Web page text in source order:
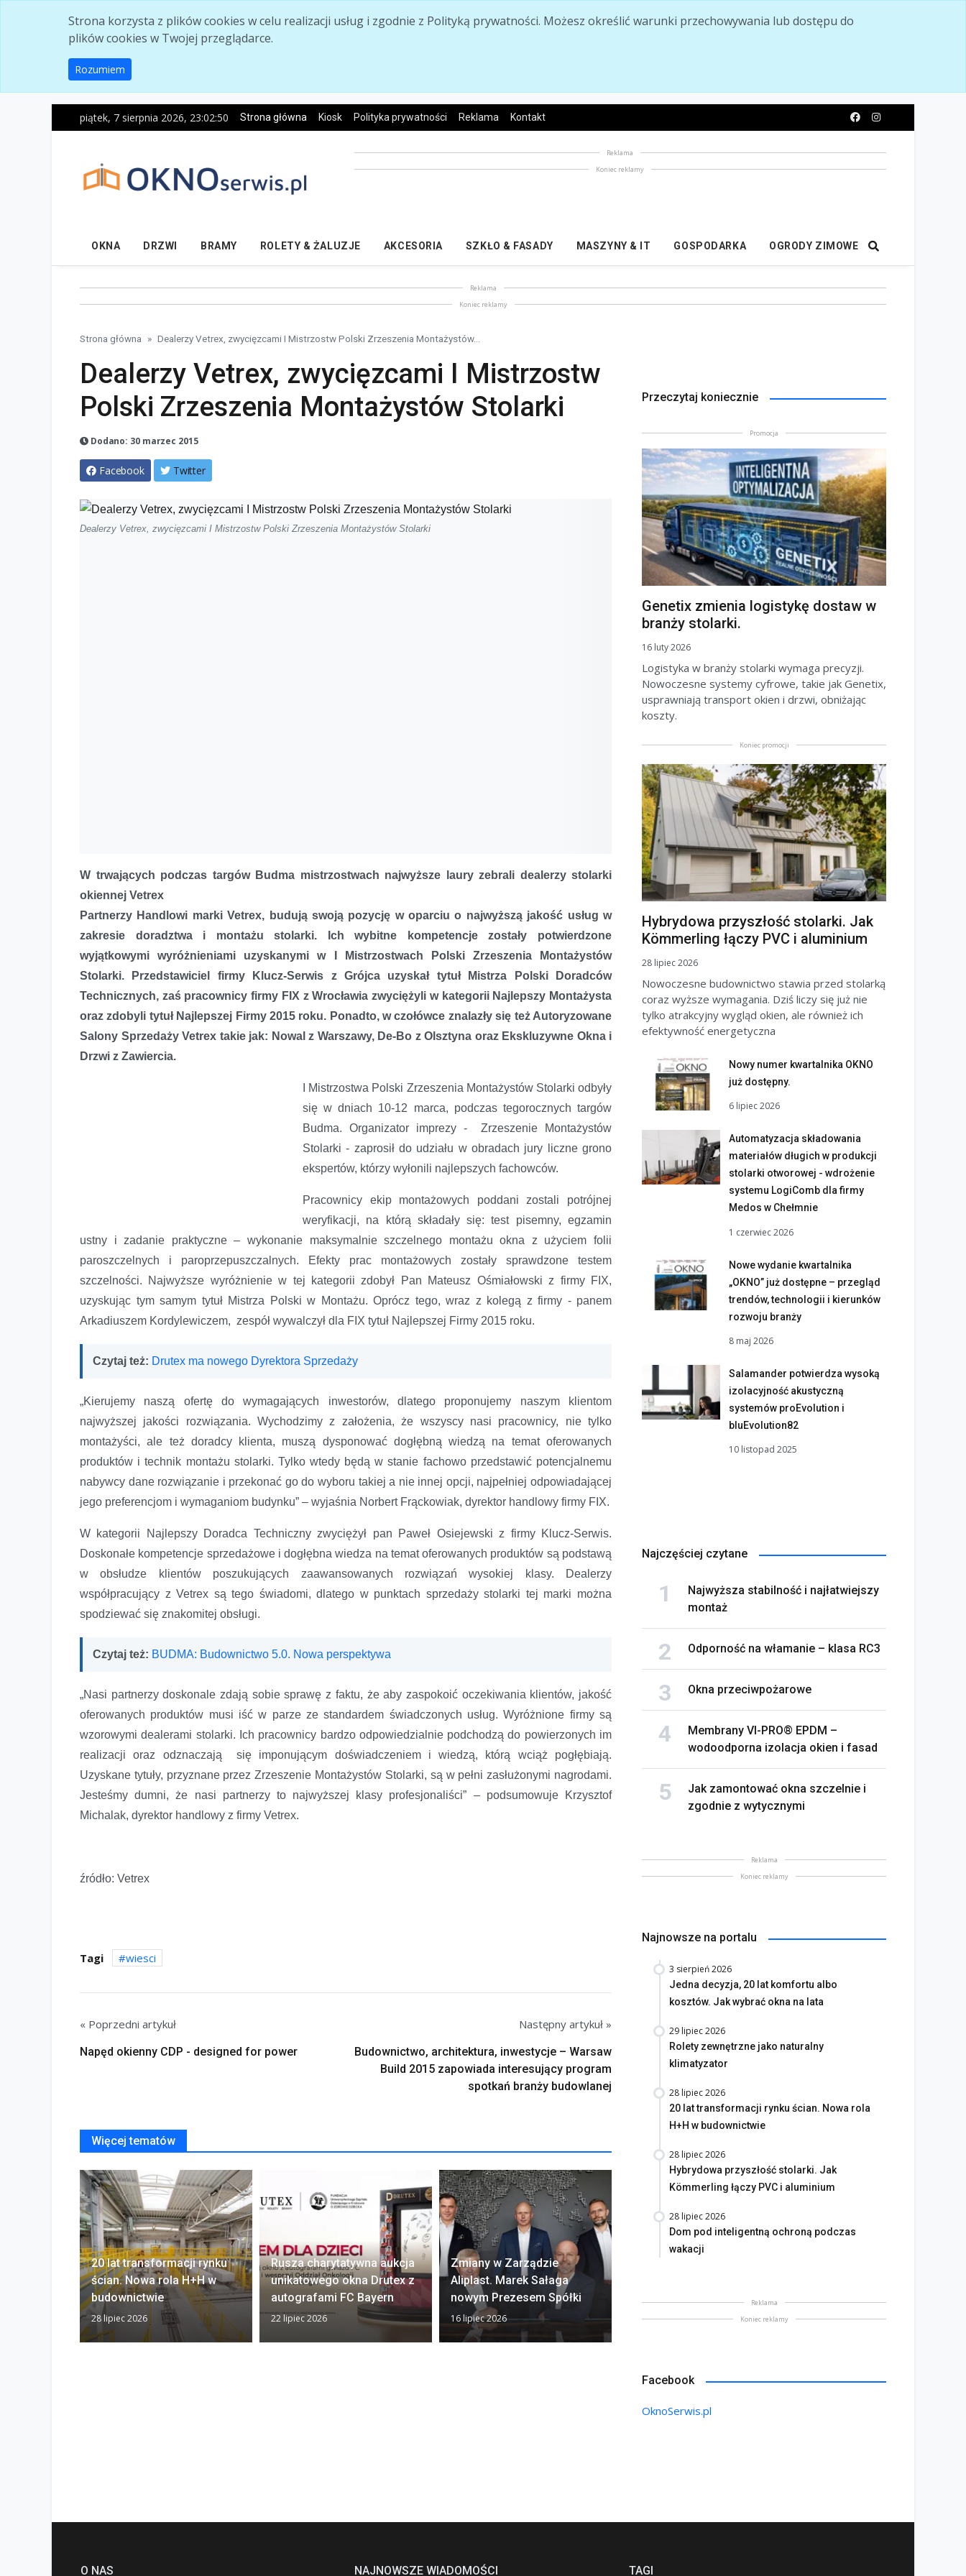
Strona korzysta z plików cookies w celu realizacji usług i zgodnie z Polityką prywatności. Możesz określić warunki przechowywania lub dostępu do
plików cookies w Twojej przeglądarce.
Rozumiem
piątek, 7 sierpnia 2026, 23:02:51 Strona główna Kiosk Polityka prywatności Reklama Kontakt
Reklama
Koniec reklamy
OKNA DRZWI BRAMY ROLETY & ŻALUZJE AKCESORIA SZKŁO & FASADY MASZYNY & IT GOSPODARKA OGRODY ZIMOWE
Reklama
Koniec reklamy
Strona główna Dealerzy Vetrex, zwycięzcami I Mistrzostw Polski Zrzeszenia Montażystów...
Dealerzy Vetrex, zwycięzcami I Mistrzostw
Polski Zrzeszenia Montażystów Stolarki
Dodano: 30 marzec 2015
Facebook Twitter
Dealerzy Vetrex, zwycięzcami I Mistrzostw Polski Zrzeszenia Montażystów Stolarki
W trwających podczas targów Budma mistrzostwach najwyższe laury zebrali dealerzy stolarki
okiennej Vetrex
Partnerzy Handlowi marki Vetrex, budują swoją pozycję w oparciu o najwyższą jakość usług w
zakresie doradztwa i montażu stolarki. Ich wybitne kompetencje zostały potwierdzone
wyjątkowymi wyróżnieniami uzyskanymi w I Mistrzostwach Polski Zrzeszenia Montażystów
Stolarki. Przedstawiciel firmy Klucz-Serwis z Grójca uzyskał tytuł Mistrza Polski Doradców
Technicznych, zaś pracownicy firmy FIX z Wrocławia zwyciężyli w kategorii Najlepszy Montażysta
oraz zdobyli tytuł Najlepszej Firmy 2015 roku. Ponadto, w czołówce znalazły się też Autoryzowane
Salony Sprzedaży Vetrex takie jak: Nowal z Warszawy, De-Bo z Olsztyna oraz Ekskluzywne Okna i
Drzwi z Zawiercia.
I Mistrzostwa Polski Zrzeszenia Montażystów Stolarki odbyły
się w dniach 10-12 marca, podczas tegorocznych targów
Budma. Organizator imprezy - Zrzeszenie Montażystów
Stolarki - zaprosił do udziału w obradach jury liczne grono
ekspertów, którzy wyłonili najlepszych fachowców.
Pracownicy ekip montażowych poddani zostali potrójnej
weryfikacji, na którą składały się: test pisemny, egzamin
ustny i zadanie praktyczne – wykonanie maksymalnie szczelnego montażu okna z użyciem folii
paroszczelnych i paroprzepuszczalnych. Efekty prac montażowych zostały sprawdzone testem
szczelności. Najwyższe wyróżnienie w tej kategorii zdobył Pan Mateusz Ośmiałowski z firmy FIX,
uzyskując tym samym tytuł Mistrza Polski w Montażu. Oprócz tego, wraz z kolegą z firmy - panem
Arkadiuszem Kordylewiczem, zespół wywalczył dla FIX tytuł Najlepszej Firmy 2015 roku.
Czytaj też: Drutex ma nowego Dyrektora Sprzedaży
„Kierujemy naszą ofertę do wymagających inwestorów, dlatego proponujemy naszym klientom
najwyższej jakości rozwiązania. Wychodzimy z założenia, że wszyscy nasi pracownicy, nie tylko
montażyści, ale też doradcy klienta, muszą dysponować dogłębną wiedzą na temat oferowanych
produktów i technik montażu stolarki. Tylko wtedy będą w stanie fachowo przedstawić potencjalnemu
nabywcy dane rozwiązanie i przekonać go do wyboru takiej a nie innej opcji, najpełniej odpowiadającej
jego preferencjom i wymaganiom budynku” – wyjaśnia Norbert Frąckowiak, dyrektor handlowy firmy FIX.
W kategorii Najlepszy Doradca Techniczny zwyciężył pan Paweł Osiejewski z firmy Klucz-Serwis.
Doskonałe kompetencje sprzedażowe i dogłębna wiedza na temat oferowanych produktów są podstawą
w obsłudze klientów poszukujących zaawansowanych rozwiązań wysokiej klasy. Dealerzy
współpracujący z Vetrex są tego świadomi, dlatego w punktach sprzedaży stolarki tej marki można
spodziewać się znakomitej obsługi.
Czytaj też: BUDMA: Budownictwo 5.0. Nowa perspektywa
„Nasi partnerzy doskonale zdają sobie sprawę z faktu, że aby zaspokoić oczekiwania klientów, jakość
oferowanych produktów musi iść w parze ze standardem świadczonych usług. Wyróżnione firmy są
wzorowymi dealerami stolarki. Ich pracownicy bardzo odpowiedzialnie podchodzą do powierzonych im
realizacji oraz odznaczają się imponującym doświadczeniem i wiedzą, którą wciąż pogłębiają.
Uzyskane tytuły, przyznane przez Zrzeszenie Montażystów Stolarki, są w pełni zasłużonymi nagrodami.
Jesteśmy dumni, że nasi partnerzy to najwyższej klasy profesjonaliści” – podsumowuje Krzysztof
Michalak, dyrektor handlowy z firmy Vetrex.
źródło: Vetrex
Tagi wiesci
« Poprzedni artykuł
Napęd okienny CDP - designed for power
Następny artykuł »
Budownictwo, architektura, inwestycje – Warsaw
Build 2015 zapowiada interesujący program
spotkań branży budowlanej
Więcej tematów
20 lat transformacji rynku
ścian. Nowa rola H+H w
budownictwie
28 lipiec 2026
Rusza charytatywna aukcja
unikatowego okna Drutex z
autografami FC Bayern
22 lipiec 2026
Zmiany w Zarządzie
Aliplast. Marek Sałaga
nowym Prezesem Spółki
16 lipiec 2026 13 lipiec 2026 13 lipiec 2026
Przeczytaj koniecznie
Promocja
Genetix zmienia logistykę dostaw w
branży stolarki.
16 luty 2026
Logistyka w branży stolarki wymaga precyzji.
Nowoczesne systemy cyfrowe, takie jak Genetix,
usprawniają transport okien i drzwi, obniżając
koszty.
Koniec promocji
Hybrydowa przyszłość stolarki. Jak
Kömmerling łączy PVC i aluminium
28 lipiec 2026
Nowoczesne budownictwo stawia przed stolarką
coraz wyższe wymagania. Dziś liczy się już nie
tylko atrakcyjny wygląd okien, ale również ich
efektywność energetyczna
Nowy numer kwartalnika OKNO
już dostępny.
6 lipiec 2026
Automatyzacja składowania
materiałów długich w produkcji
stolarki otworowej - wdrożenie
systemu LogiComb dla firmy
Medos w Chełmnie
1 czerwiec 2026
Nowe wydanie kwartalnika
„OKNO” już dostępne – przegląd
trendów, technologii i kierunków
rozwoju branży
8 maj 2026
Salamander potwierdza wysoką
izolacyjność akustyczną
systemów proEvolution i
bluEvolution82
10 listopad 2025
Najczęściej czytane
Najwyższa stabilność i najłatwiejszy
montaż
Odporność na włamanie – klasa RC3
Okna przeciwpożarowe
Membrany VI-PRO® EPDM –
wodoodporna izolacja okien i fasad
Jak zamontować okna szczelnie i
zgodnie z wytycznymi
Reklama
Koniec reklamy
Najnowsze na portalu
3 sierpień 2026
Jedna decyzja, 20 lat komfortu albo
kosztów. Jak wybrać okna na lata
29 lipiec 2026
Rolety zewnętrzne jako naturalny
klimatyzator
28 lipiec 2026
20 lat transformacji rynku ścian. Nowa rola
H+H w budownictwie
28 lipiec 2026
Hybrydowa przyszłość stolarki. Jak
Kömmerling łączy PVC i aluminium
28 lipiec 2026
Dom pod inteligentną ochroną podczas
wakacji
Reklama
Koniec reklamy
Facebook
OknoSerwis.pl
O NAS NAJNOWSZE WIADOMOŚCI TAGI